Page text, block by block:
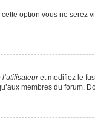
cette option vous ne serez
et modifiez le
membres du forum.